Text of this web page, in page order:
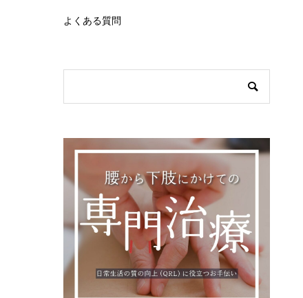
よくある質問